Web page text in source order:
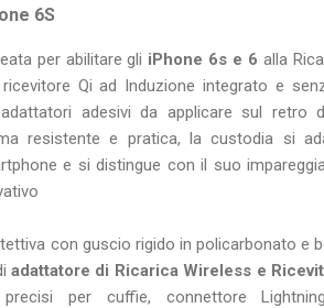
6S
per abilitare gli iPhone 6s e 6 alla
Qi ad Induzione integrato e
adesivi da applicare sul retro
resistente e pratica, la custodia si
e si distingue con il suo
con guscio rigido in policarbonato e
adattatore di Ricarica Wireless e
precisi per cuffie, connettore